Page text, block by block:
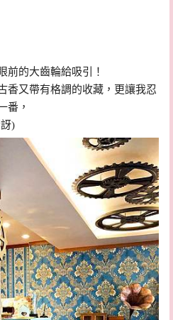
前的大齒輪給吸引！
香又帶有格調的收藏，更讓我忍
番，
)